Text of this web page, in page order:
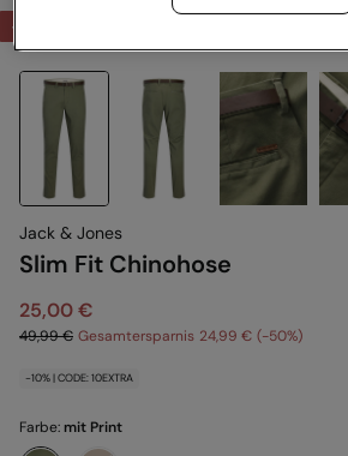
-50%
Jack & Jones
Slim Fit Chinohose
25,00 €
49,99 € Gesamtersparnis 24,99 € 50
-10% | CODE: 10EXTRA
Farbe:mit Print